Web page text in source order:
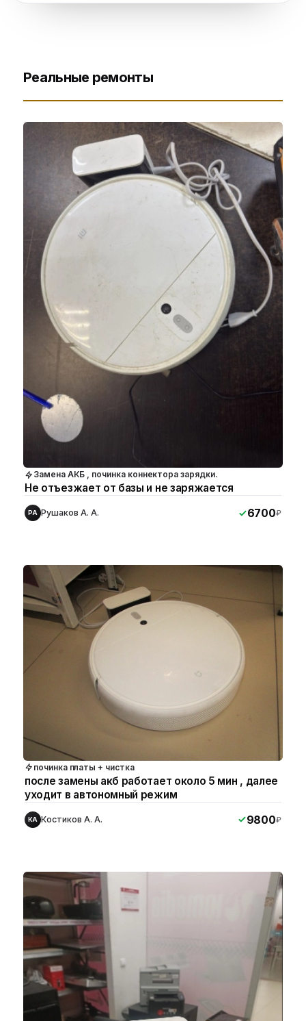
Реальные ремонты
Замена АКБ , починка коннектора зарядки.
Не отъезжает от базы и не заряжается
РА Рушаков А. А. 6700₽
починка платы + чистка
после замены акб работает около 5 мин , далее
уходит в автономный режим
КА Костиков А. А. 9800₽